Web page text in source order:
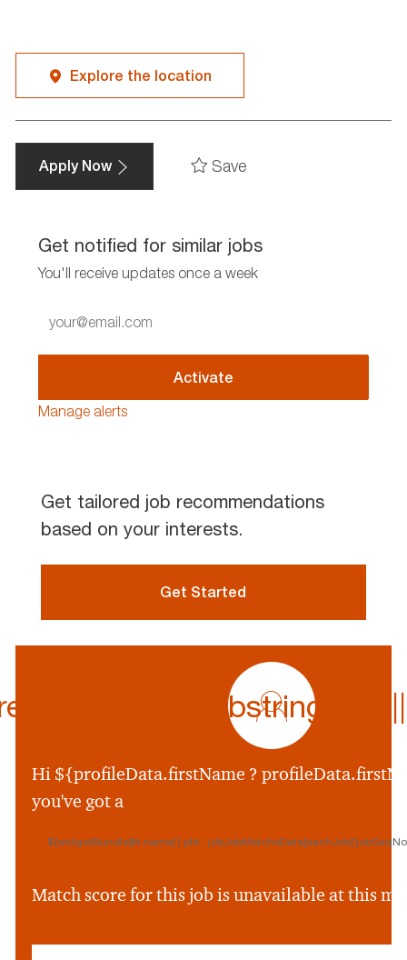
Explore the location
Apply Now Save
Get notified for similar jobs
You'll receive updates once a week
Email
address
Activate
Manage alerts
Get tailored job recommendations
based on your interests.
Get Started
profile
icon
${preferredName
&&
Hi ${profileData.firstName ?
you've got a
${widgetBundle[fit.name] | pht :
Match score for this job is unavailable at this